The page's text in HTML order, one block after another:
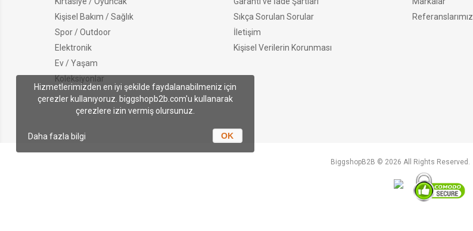
Kişisel Bakım / Sağlık
Spor / Outdoor
Elektronik
Ev / Yaşam
Koleksiyonlar
Sıkça Sorulan Sorular
İletişim
Kişisel Verilerin Korunması
Referanslarımız
BiggshopB2B © 2026 All Rights Reserved.
Hizmetlerimizden en iyi şekilde faydalanabilmeniz için
çerezler kullanıyoruz. biggshopb2b.com'u kullanarak
çerezlere izin vermiş olursunuz.
OK
Daha fazla bilgi